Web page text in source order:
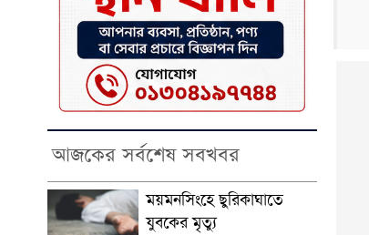
আজকের সর্বশেষ সবখবর
ময়মনসিংহে ছুরিকাঘাতে
যুবকের মৃত্যু